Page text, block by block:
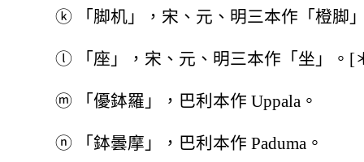
ⓚ 「脚机」，宋、元、明三本作「橙脚
ⓛ 「座」，宋、元、明三本作「坐」。[
ⓜ 「優鉢羅」，巴利本作 Uppala。
ⓝ 「鉢曇摩」，巴利本作 Paduma。